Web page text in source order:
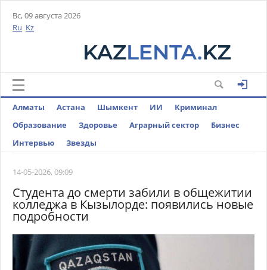
Вс, 09 августа 2026
Ru Kz
Алматы Астана Шымкент ИИ
Криминал
Образование
Здоровье Аграрный сектор
Бизнес
Интервью
Звезды
14-05-2026, 09:09
Студента до смерти забили в общежитии
колледжа в Кызылорде: появились новые
подробности